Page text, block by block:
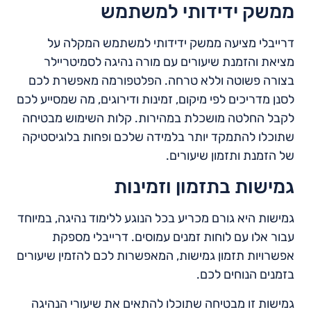
ממשק ידידותי למשתמש
דרייבלי מציעה ממשק ידידותי למשתמש המקלה על
מציאת והזמנת שיעורים עם מורה נהיגה לסמיטריילר
בצורה פשוטה וללא טרחה. הפלטפורמה מאפשרת לכם
לסנן מדריכים לפי מיקום, זמינות ודירוגים, מה שמסייע לכם
לקבל החלטה מושכלת במהירות. קלות השימוש מבטיחה
שתוכלו להתמקד יותר בלמידה שלכם ופחות בלוגיסטיקה
של הזמנת ותזמון שיעורים.
גמישות בתזמון וזמינות
גמישות היא גורם מכריע בכל הנוגע ללימוד נהיגה, במיוחד
עבור אלו עם לוחות זמנים עמוסים. דרייבלי מספקת
אפשרויות תזמון גמישות, המאפשרות לכם להזמין שיעורים
בזמנים הנוחים לכם.
גמישות זו מבטיחה שתוכלו להתאים את שיעורי הנהיגה